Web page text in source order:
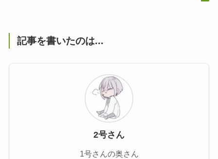
記事を書いたのは...
2号さん
1号さんの奥さん